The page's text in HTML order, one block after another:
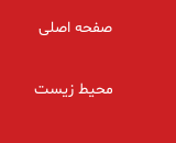
صفحه اصلی
محیط زیست